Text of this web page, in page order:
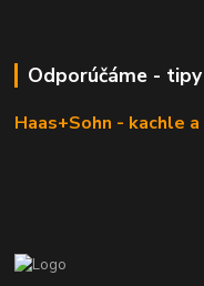
Odporúčáme -
Haas+Sohn - kachle